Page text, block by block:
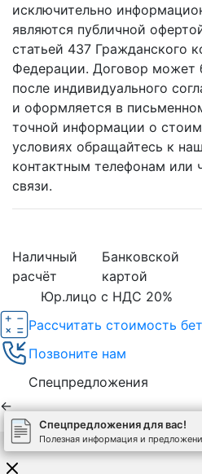
исключительно
являются публичной
статьей 437 Гражданского
Федерации. Договор может
после индивидуального
и оформляется в
точной информации о
условиях обращайтесь к
контактным телефонам или
связи.
Наличный
расчёт
Банковской
картой
Юр.лицо с НДС 20%
Спецпредложения для вас!
Полезная информация и
Рассчитать стоимость
Позвоните нам
Спецпредложения
←
Используя сайт, вы соглашаетесь на